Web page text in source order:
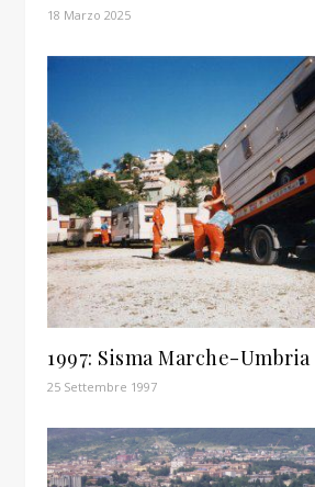
18 Marzo 2025
1997: Sisma Marche-Umbria
25 Settembre 1997